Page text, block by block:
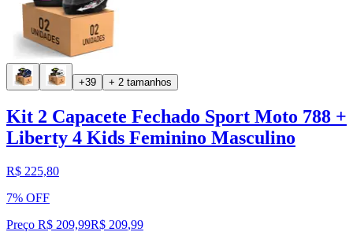
+39 + 2 tamanhos
Kit 2 Capacete Fechado Sport Moto 788 +
Liberty 4 Kids Feminino Masculino
R$ 225,80
7% OFF
Preço R$ 209,99R$ 209,99